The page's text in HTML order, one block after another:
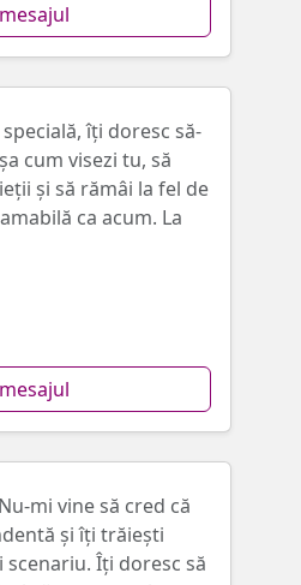
îți doresc să-
cum visezi tu, să
și să rămâi la fel de
ca acum. La
mi vine să cred că
şi îţi trăieşti
Îți doresc să